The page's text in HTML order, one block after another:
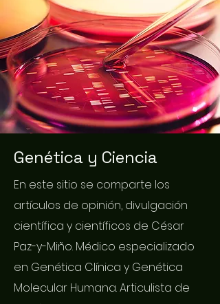
Genética y Ciencia
En este sitio se comparte los
artículos de opinión, divulgación
científica y científicos de César
Paz-y-Miño. Médico especializado
en Genética Clínica y Genética
Molecular Humana. Articulista de